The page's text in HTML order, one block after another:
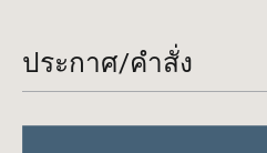
ประกาศ/คำสั่ง